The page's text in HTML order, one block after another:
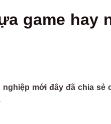
game hay
nghiệp mới đây đã chia